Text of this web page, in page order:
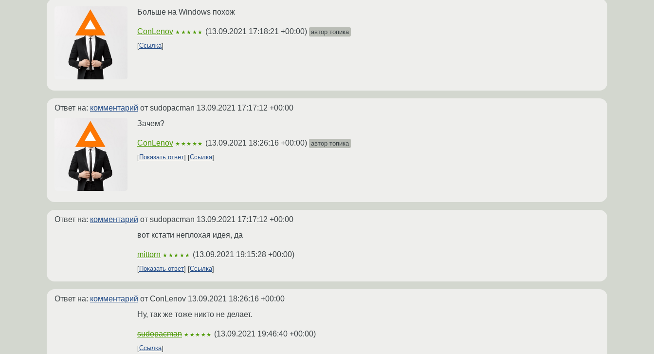
Больше на Windows похож
ConLenov ★★★★★ (13.09.2021 17:18:21 +00:00) автор топика
Ссылка
Ответ на: комментарий от sudopacman 13.09.2021 17:17:12 +00:00
Зачем?
ConLenov ★★★★★ (13.09.2021 18:26:16 +00:00) автор топика
Показать ответ
Ссылка
Ответ на: комментарий от sudopacman 13.09.2021 17:17:12 +00:00
вот кстати неплохая идея, да
mittorn ★★★★★ (13.09.2021 19:15:28 +00:00)
Показать ответ Ссылка
Ответ на: комментарий от ConLenov 13.09.2021 18:26:16 +00:00
Ну, так же тоже никто не делает.
sudopacman ★★★★★ (13.09.2021 19:46:40 +00:00)
Ссылка